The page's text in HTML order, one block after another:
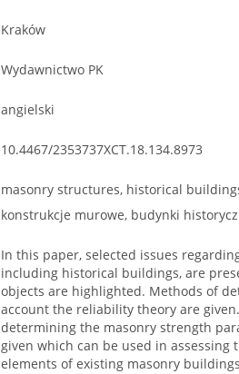
Kraków
Wydawnictwo PK
angielski
10.4467/2353737XCT.18.134.8973
masonry structures, historical
konstrukcje murowe, budynki
In this paper, selected issues
including historical buildings, are
objects are highlighted. Methods of
account the reliability theory are
determining the masonry strength
given which can be used in
elements of existing masonry